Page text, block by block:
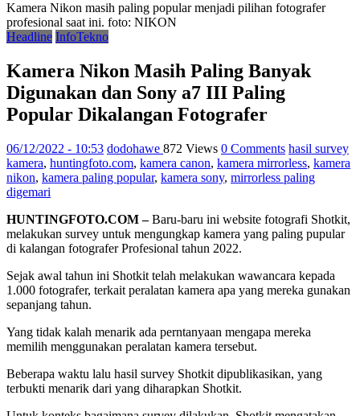
Kamera Nikon masih paling popular menjadi pilihan fotografer
profesional saat ini. foto: NIKON
Headline InfoTekno
Kamera Nikon Masih Paling Banyak
Digunakan dan Sony a7 III Paling
Popular Dikalangan Fotografer
06/12/2022 - 10:53 dodohawe 872 Views 0 Comments hasil survey
kamera, huntingfoto.com, kamera canon, kamera mirrorless, kamera
nikon, kamera paling popular, kamera sony, mirrorless paling
digemari
HUNTINGFOTO.COM –Baru-baru ini website fotografi Shotkit,
melakukan survey untuk mengungkap kamera yang paling pupular
di kalangan fotografer Profesional tahun 2022.
Sejak awal tahun ini Shotkit telah melakukan wawancara kepada
1.000 fotografer, terkait peralatan kamera apa yang mereka gunakan
sepanjang tahun.
Yang tidak kalah menarik ada perntanyaan mengapa mereka
memilih menggunakan peralatan kamera tersebut.
Beberapa waktu lalu hasil survey Shotkit dipublikasikan, yang
terbukti menarik dari yang diharapkan Shotkit.